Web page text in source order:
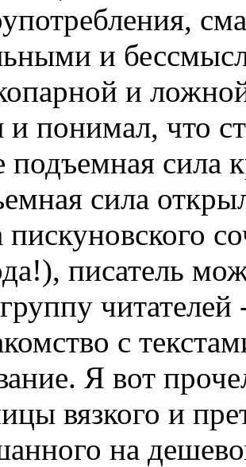
и
и
и понимал, что
подъемная сила
сила
пискуновского
писатель
с
Я вот
вязкого и
на